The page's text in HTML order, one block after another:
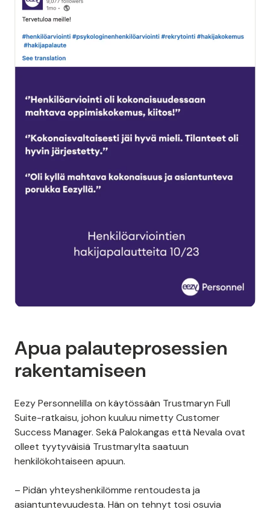
Apua palauteprosessien
rakentamiseen
Eezy Personnelilla on käytössään Trustmaryn Full
Suite-ratkaisu, johon kuuluu nimetty Customer
Success Manager. Sekä Palokangas että Nevala ovat
olleet tyytyväisiä Trustmarylta saatuun
henkilökohtaiseen apuun.
– Pidän yhteyshenkilömme rentoudesta ja
asiantuntevuudesta. Hän on tehnyt tosi osuvia